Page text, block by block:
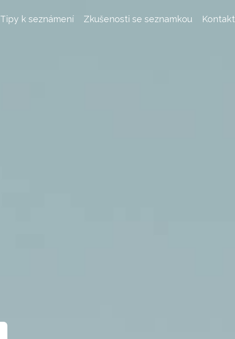
Tipy k seznámení Zkušenosti se seznamkou Kontakt